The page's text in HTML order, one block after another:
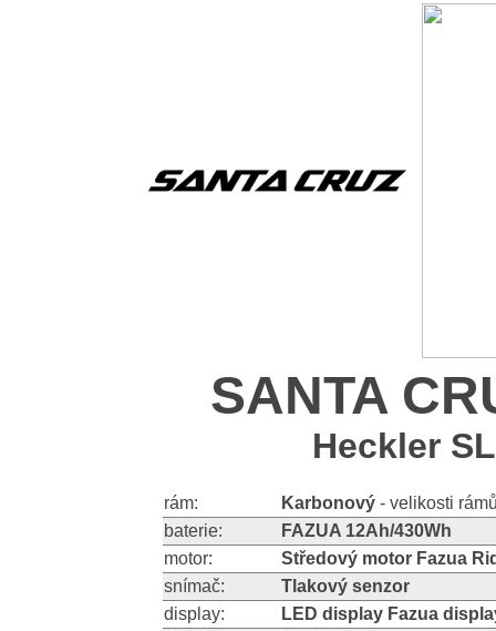
SANTA
Heckler
rám: Karbonový - velikosti
baterie:
FAZUA 12Ah/430Wh
motor:
Středový motor Fazua
snímač:
Tlakový senzor
display:
LED display Fazua